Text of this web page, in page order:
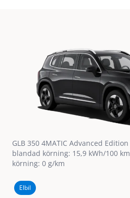
GLB 350 4MATIC Advanced
blandad körning: 15,9 kWh/100
körning: 0 g/km
Elbil